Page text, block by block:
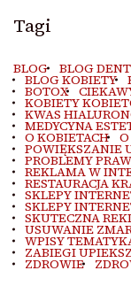
Tagi
BLOG BLOG
BLOG KOBIETY
BOTOX
KOBIETY
KWAS
MEDYCYNA
O KOBIETACH
POWIĘKSZANIE
PROBLEMY
REKLAMA W
RESTAURACJA
SKLEPY
SKLEPY
SKUTECZNA
USUWANIE
WPISY
ZABIEGI
ZDROWIE